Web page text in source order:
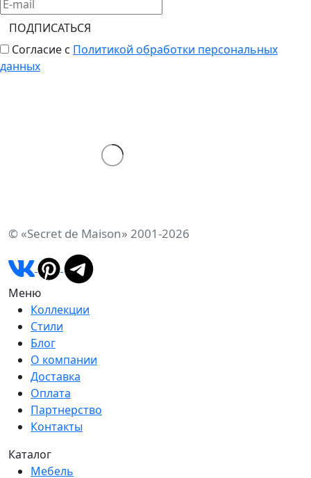
ПОДПИСАТЬСЯ
Согласие с Политикой обработки персональных
данных
© «Secret de Maison» 2001-2026
Меню
Коллекции
Стили
Блог
О компании
Доставка
Оплата
Партнерство
Контакты
Каталог
Мебель